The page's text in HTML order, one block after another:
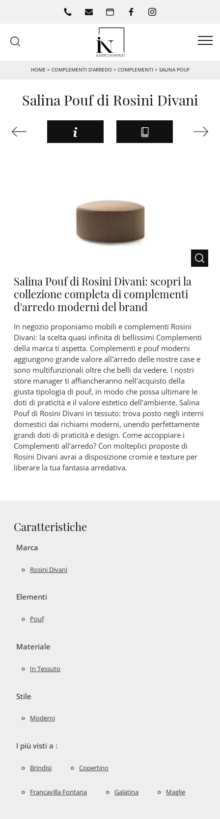
HOME > COMPLEMENTI D’ARREDO> COMPLEMENTI > SALINA POUF
Salina Pouf di Rosini Divani
Salina Pouf di Rosini Divani: scopri la
collezione completa di complementi
d'arredo moderni del brand
In negozio proponiamo mobili e complementi Rosini
Divani: la scelta quasi infinita di bellissimi Complementi
della marca ti aspetta. Complementi e pouf moderni
aggiungono grande valore all’arredo delle nostre case e
sono multifunzionali oltre che belli da vedere. I nostri
store manager ti affiancheranno nell’acquisto della
giusta tipologia di pouf, in modo che possa ultimare le
doti di praticità e il valore estetico dell'ambiente. Salina
Pouf di Rosini Divani in tessuto: trova posto negli interni
domestici dai richiami moderni, unendo perfettamente
grandi doti di praticità e design. Come accoppiare i
Complementi all’arredo? Con molteplici proposte di
Rosini Divani avrai a disposizione cromie e texture per
liberare la tua fantasia arredativa.
Caratteristiche
Marca
Rosini Divani
Elementi
Pouf
Materiale
In Tessuto
Stile
Moderni
I più visti a :
Brindisi Copertino
Francavilla Fontana Galatina Maglie